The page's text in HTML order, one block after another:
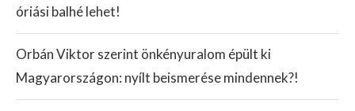
óriási balhé lehet!
Orbán Viktor szerint önkényuralom épült ki
Magyarországon: nyílt beismerése mindennek?!